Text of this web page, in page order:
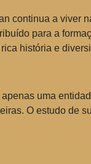
continua a viver
para a
história e
uma
O estudo de